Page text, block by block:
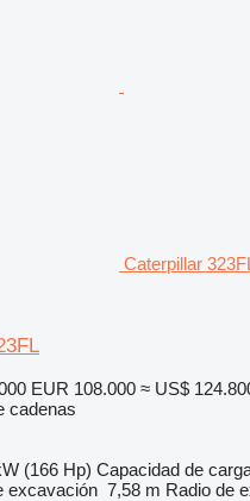
Caterpillar
EUR 108.000 ≈ US$
cadenas
(166 Hp) Capacidad de
excavación 7,58 m Radio de